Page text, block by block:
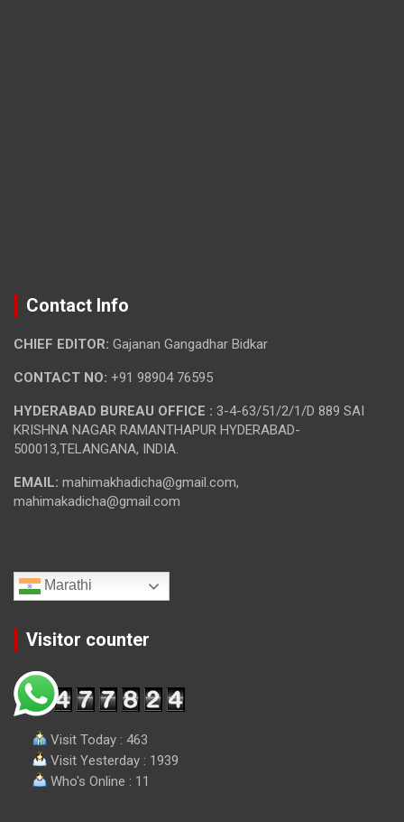
Contact Info
CHIEF EDITOR: Gajanan Gangadhar Bidkar
CONTACT NO: +91 98904 76595
HYDERABAD BUREAU OFFICE : 3-4-63/51/2/1/D 889 SAI
KRISHNA NAGAR RAMANTHAPUR HYDERABAD-
500013,TELANGANA, INDIA.
EMAIL: mahimakhadicha@gmail.com,
mahimakadicha@gmail.com
Marathi
Visitor counter
Visit Today : 463
Visit Yesterday : 1939
Who's Online : 11